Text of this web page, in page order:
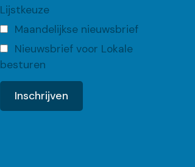
Lijstkeuze
Maandelijkse nieuwsbrief
Nieuwsbrief voor Lokale
besturen